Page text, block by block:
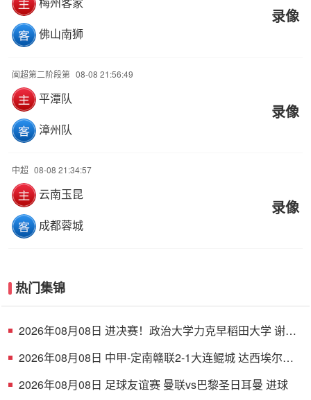
佛山南狮
录像
闽超第二阶段第 08-08 21:56:49
平潭队
漳州队
录像
中超 08-08 21:34:57
云南玉昆
成都蓉城
录像
热门集锦
2026年08月08日 进决赛！政治大学力克早稻田大学 谢昀
2026年08月08日 中甲-定南赣联2-1大连鲲城 达西埃尔两
2026年08月08日 足球友谊赛 曼联vs巴黎圣日耳曼 进球